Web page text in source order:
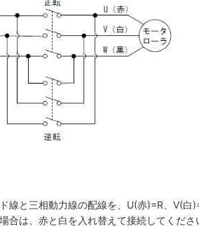
線と三相動力線の配線を、U(赤)=R、V(
合は、赤と白を入れ替えて接続してくださ